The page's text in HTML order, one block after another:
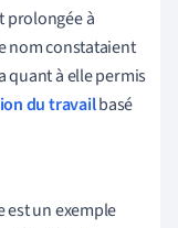
prolongée à
nom constataient
quant à elle permis
du travailbasé
est un exemple